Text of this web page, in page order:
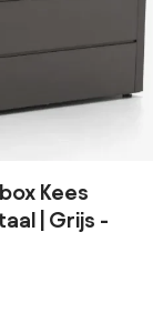
Kees
| Grijs -